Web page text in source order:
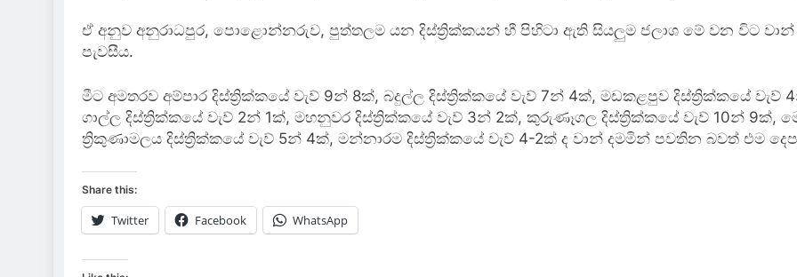
ඒ අනුව අනුරාධපුර, පොළොන්නරුව, පුත්තලම යන දිස්ත්‍රික්කයන් හී පිහිටා ඇති සියලුම ජලාශ මේ වන විට වාන්
පැවසීය.
මීට අමතරව අම්පාර දිස්ත්‍රික්කයේ වැව් 9න් 8ක්, බදුල්ල දිස්ත්‍රික්කයේ වැව් 7න් 4ක්, මඩකළපුව දිස්ත්‍රික්කයේ
ගාල්ල දිස්ත්‍රික්කයේ වැව් 2න් 1ක්, මහනුවර දිස්ත්‍රික්කයේ වැව් 3න් 2ක්, කුරුණෑගල දිස්ත්‍රික්කයේ වැව් 10න් 9ක්,
ත්‍රිකුණාමලය දිස්ත්‍රික්කයේ වැව් 5න් 4ක්, මන්නාරම දිස්ත්‍රික්කයේ වැව් 4-2ක් ද වාන් දමමින් පවතින බවත් එම
Share this:
Twitter Facebook WhatsApp